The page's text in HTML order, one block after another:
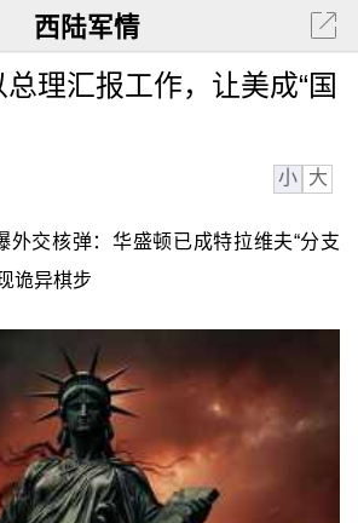
西陆军情
理汇报工作，让美成“国
小 大
外交核弹：华盛顿已成特拉维夫“分支
诡异棋步